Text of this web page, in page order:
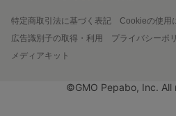
特定商取引法に基づく表記
Cookieの使用
広告識別子の取得・利用
プライバシーポ
メディアキット
©GMO Pepabo, Inc. All